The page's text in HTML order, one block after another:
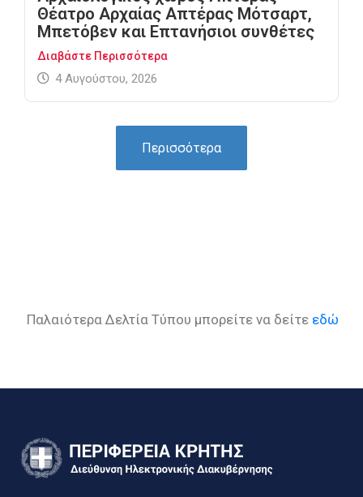
Θέατρο Αρχαίας Απτέρας Μότσαρτ,
Μπετόβεν και Επτανήσιοι συνθέτες
Διαβάστε Περισσότερα
4 Αυγούστου, 2026
Περισσότερα
Παλαιότερα Δελτία Τύπου μπορείτε να δείτε εδώ